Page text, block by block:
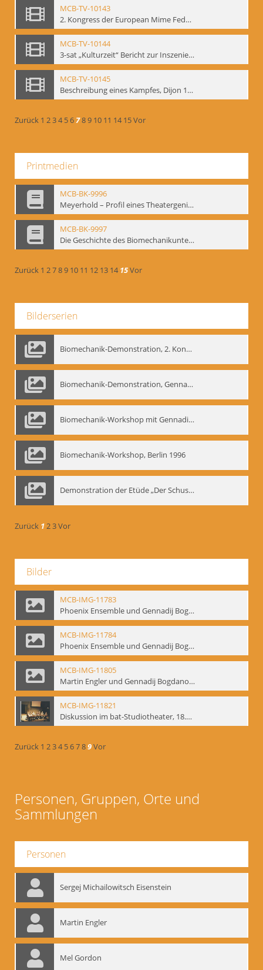
MCB-TV-10143
2. Kongress der European Mime Federation: „Rekonstruktion/Innovation“, Berlin Mai 1993. Dokumentation der Konferenzaktivitäten - Interne Signatur: BM-vid-70
MCB-TV-10144
3-sat „Kulturzeit“ Bericht zur Inszenierung „Mann ist Mann“ von Thomas Ostermeier und Gennadij Bogdanow - Interne Signatur: BM-vid-80
MCB-TV-10145
Beschreibung eines Kampfes, Dijon 1998. nach Kafka - Interne Signatur: BM-vid-81
Zurück 1 234 56789 10 11 14 15Vor
Printmedien
MCB-BK-9996
Meyerhold – Profil eines Theatergenies. Vortrag. Arbeitsdemonstration - interne Signatur: BM-prt-203
MCB-BK-9997
Die Geschichte des Biomechanikunterrichts im Theater der Satire - interne Signatur: BM-prt-204
Zurück 1 2789 10 11 12 13 14 15Vor
Bilderserien
Biomechanik-Demonstration, 2. Kongress der EMF, Mai 1995
Biomechanik-Demonstration, Gennadij Bogdanow im Berliner Ensemble, 04.10.1991
Biomechanik-Workshop mit Gennadij Nikolajewitsch Bogdanow im Mime Centrum Berlin, 1991
Biomechanik-Workshop, Berlin 1996
Demonstration der Etüde „Der Schuss mit dem Bogen“ durch Gennadij Nikolajewitsch Bogdanow, Berlin 1991
Zurück 123Vor
Bilder
MCB-IMG-11783
Phoenix Ensemble und Gennadij Bogdanow; BM-img-105-9
MCB-IMG-11784
Phoenix Ensemble und Gennadij Bogdanow; BM-img-105-10
MCB-IMG-11805
Martin Engler und Gennadij Bogdanow; BM-img-113
MCB-IMG-11821
Diskussion im bat-Studiotheater, 18.09.1995; BM-img-127-3
Zurück 1 234 56789Vor
Personen, Gruppen, Orte und
Sammlungen
Personen
Sergej Michailowitsch Eisenstein
Martin Engler
Mel Gordon